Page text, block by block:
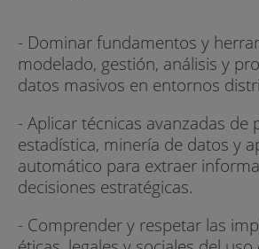
- Dominar fundamentos y
modelado, gestión, análisis y
datos masivos en entornos
- Aplicar técnicas avanzadas de
estadística, minería de datos y
automático para extraer
decisiones estratégicas.
- Comprender y respetar las